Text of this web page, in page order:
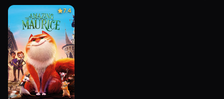
7.4